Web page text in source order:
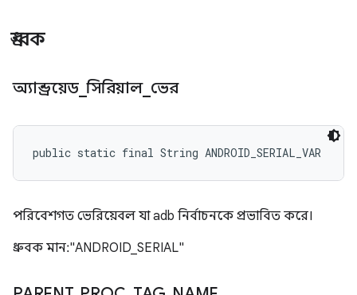
ধ্রুবক
অ্যান্ড্রয়েড _সিরিয়াল_ ভের
public static final String ANDROID_SERIAL_VAR
পরিবেশগত ভেরিয়েবল যা adb নির্বাচনকে প্রভাবিত করে।
ধ্রুবক মান: "ANDROID_SERIAL"